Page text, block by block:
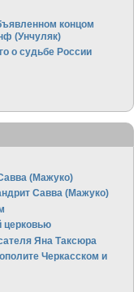
концом
(Унчуляк)
о судьбе России
(Мажуко)
Савва (Мажуко)
церковью
Яна Таксюра
Черкасском и